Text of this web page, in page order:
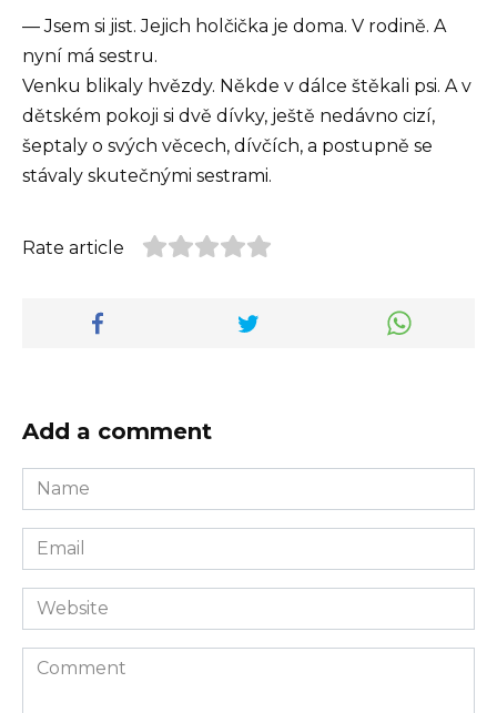
— Jsem si jist. Jejich holčička je doma. V rodině. A
nyní má sestru.
Venku blikaly hvězdy. Někde v dálce štěkali psi. A v
dětském pokoji si dvě dívky, ještě nedávno cizí,
šeptaly o svých věcech, dívčích, a postupně se
stávaly skutečnými sestrami.
Rate article
Add a comment
Name
*
Email
*
Website
Comment